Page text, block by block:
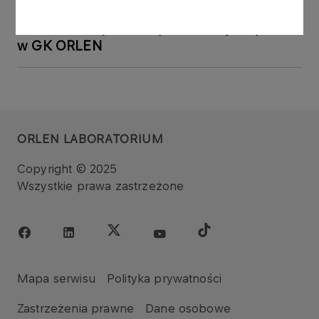
w GK ORLEN
ORLEN LABORATORIUM
Copyright © 2025
Wszystkie prawa zastrzeżone
Mapa serwisu Polityka prywatności
Zastrzeżenia prawne Dane osobowe